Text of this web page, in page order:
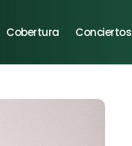
Cobertura Conciertos